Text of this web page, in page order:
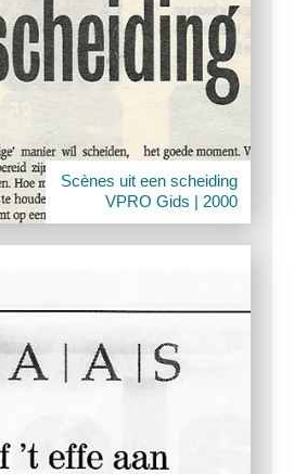
Scènes uit een scheiding
VPRO Gids | 2000